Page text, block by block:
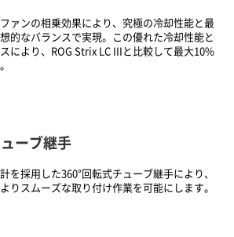
ァンの相乗効果により、究極の冷却性能と最
的なバランスで実現。この優れた冷却性能と
により、ROG Strix LC IIIと比較して最大10%
ーブ継手
を採用した360°回転式チューブ継手により、
りスムーズな取り付け作業を可能にします。